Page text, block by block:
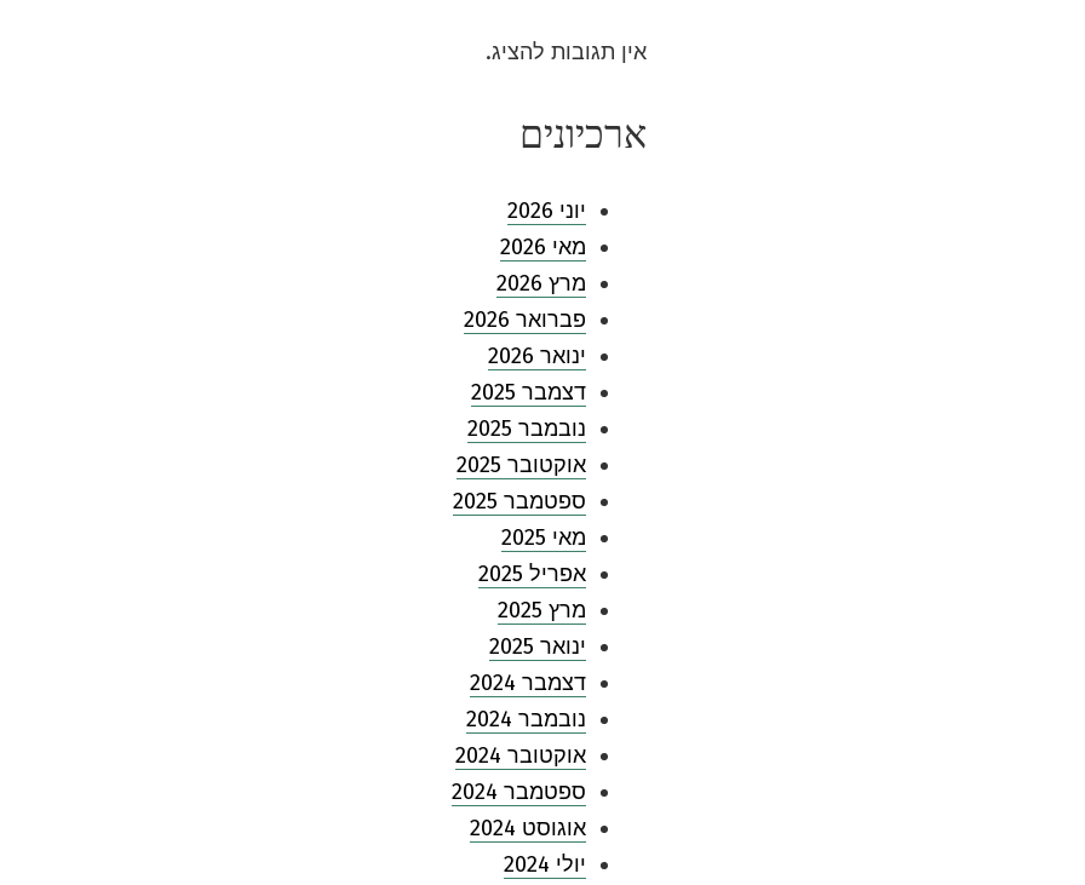
אין תגובות להציג.
ארכיונים
יוני 2026
מאי 2026
מרץ 2026
פברואר 2026
ינואר 2026
דצמבר 2025
נובמבר 2025
אוקטובר 2025
ספטמבר 2025
מאי 2025
אפריל 2025
מרץ 2025
ינואר 2025
דצמבר 2024
נובמבר 2024
אוקטובר 2024
ספטמבר 2024
אוגוסט 2024
יולי 2024